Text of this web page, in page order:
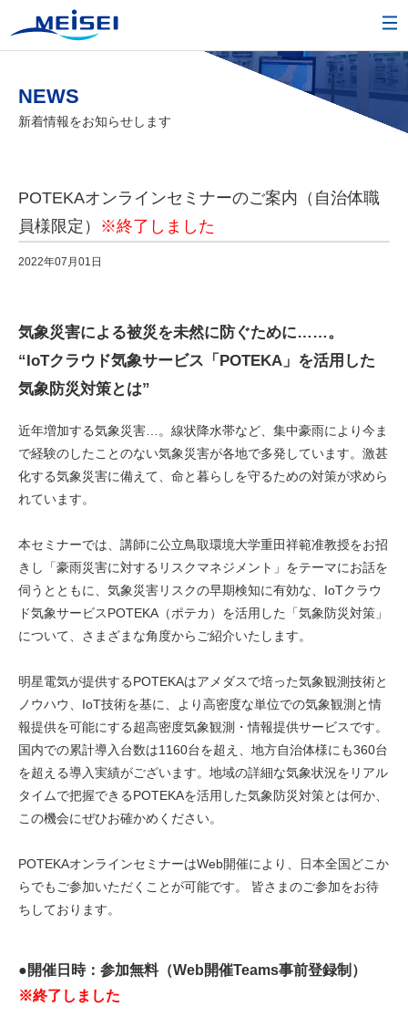
NEWS
新着情報をお知らせします
POTEKAオンラインセミナーのご案内（自治体職
員様限定） ※終了しました
2022年07月01日
気象災害による被災を未然に防ぐために……。
“IoTクラウド気象サービス「POTEKA」を活用した
気象防災対策とは”
近年増加する気象災害…。線状降水帯など、集中豪雨により今ま
で経験のしたことのない気象災害が各地で多発しています。激甚
化する気象災害に備えて、命と暮らしを守るための対策が求めら
れています。
本セミナーでは、講師に公立鳥取環境大学重田祥範准教授をお招
きし「豪雨災害に対するリスクマネジメント」をテーマにお話を
伺うとともに、気象災害リスクの早期検知に有効な、IoTクラウ
ド気象サービスPOTEKA（ポテカ）を活用した「気象防災対策」
について、さまざまな角度からご紹介いたします。
明星電気が提供するPOTEKAはアメダスで培った気象観測技術と
ノウハウ、IoT技術を基に、より高密度な単位での気象観測と情
報提供を可能にする超高密度気象観測・情報提供サービスです。
国内での累計導入台数は1160台を超え、地方自治体様にも360台
を超える導入実績がございます。地域の詳細な気象状況をリアル
タイムで把握できるPOTEKAを活用した気象防災対策とは何か、
この機会にぜひお確かめください。
POTEKAオンラインセミナーはWeb開催により、日本全国どこか
らでもご参加いただくことが可能です。 皆さまのご参加をお待
ちしております。
●開催日時：参加無料（Web開催Teams事前登録制）
※終了しました